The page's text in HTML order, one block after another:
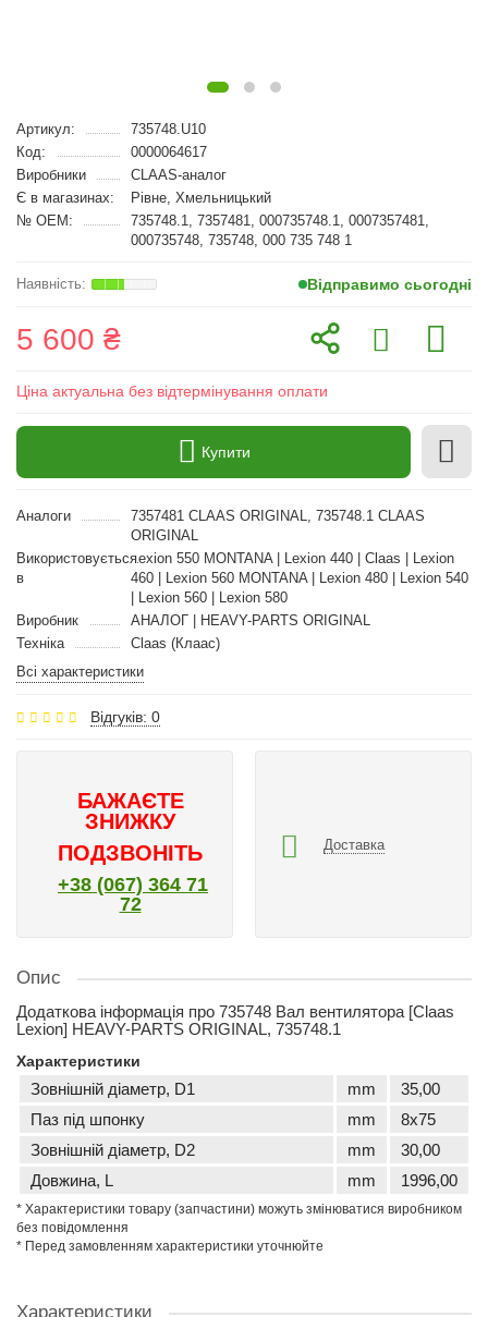
Артикул:
735748.U10
Код:
0000064617
Виробники
CLAAS-аналог
Є в магазинах:
Рівне, Хмельницький
№ OEM:
735748.1, 7357481, 000735748.1, 0007357481,
000735748, 735748, 000 735 748 1
Відправимо сьогодні
5 600 ₴
Ціна актуальна без відтермінування оплати
Купити
Аналоги
7357481 CLAAS ORIGINAL, 735748.1 CLAAS
ORIGINAL
Використовується
в
Lexion 550 MONTANA | Lexion 440 | Claas | Lexion
460 | Lexion 560 MONTANA | Lexion 480 | Lexion 540
| Lexion 560 | Lexion 580
Виробник
АНАЛОГ | HEAVY-PARTS ORIGINAL
Техніка
Claas (Клаас)
Всі характеристики
Відгуків: 0
БАЖАЄТЕ
ЗНИЖКУ
ПОДЗВОНІТЬ
+38 (067) 364 71
72
Доставка
Опис
Додаткова інформація про 735748 Вал вентилятора [Claas
Lexion] HEAVY-PARTS ORIGINAL, 735748.1
Характеристики
Зовнішній діаметр, D1 mm
35,00
Паз під шпонку
mm
8x75
Зовнішній діаметр, D2
mm
30,00
Довжина, L
mm 1996,00
* Характеристики товару (запчастини) можуть змінюватися виробником
без повідомлення
* Перед замовленням характеристики уточнюйте
Характеристики